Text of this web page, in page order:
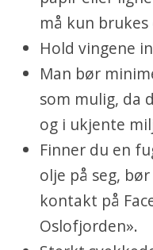
må kun brukes
Hold vingene
Man bør
som mulig, da
og i ukjente
Finner du en
olje på seg,
kontakt på
Oslofjorden».